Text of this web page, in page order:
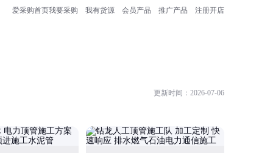
爱采购首页我要采购 我有货源 会员产品 推广产品 注册开店
更新时间：2026-07-06